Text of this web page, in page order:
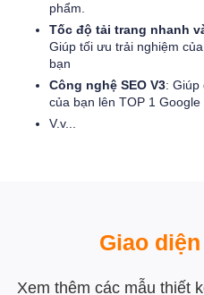
phẩm.
Tốc độ tải trang nhanh
Giúp tối ưu trải nghiệm
bạn
Công nghệ SEO V3: Giúp
của bạn lên TOP 1
V.v...
Giao
Xem thêm các mẫu thiết